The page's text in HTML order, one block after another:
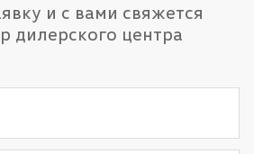
и с вами свяжется
дилерского центра